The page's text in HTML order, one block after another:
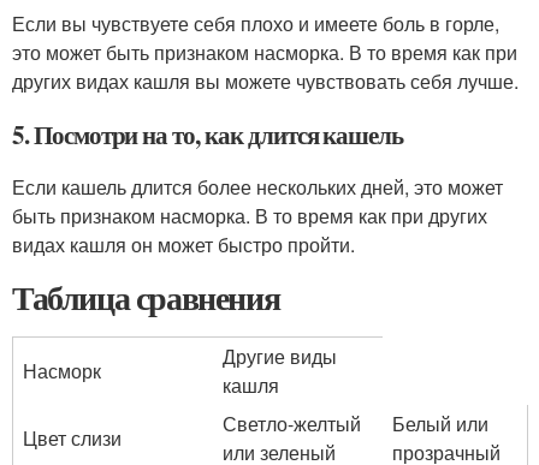
Если вы чувствуете себя плохо и имеете боль в горле,
это может быть признаком насморка. В то время как при
других видах кашля вы можете чувствовать себя лучше.
5. Посмотри на то, как длится кашель
Если кашель длится более нескольких дней, это может
быть признаком насморка. В то время как при других
видах кашля он может быстро пройти.
Таблица сравнения
Насморк
Другие виды
кашля
Цвет слизи
Светло-желтый
или зеленый
Белый или
прозрачный